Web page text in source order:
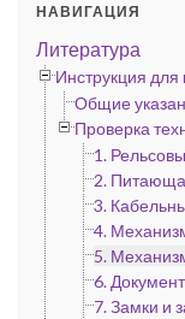
НАВИГАЦИЯ
Литература
Инструкция для
Общие
Проверка
1.
2.
3.
4.
5.
6.
7. Замки и